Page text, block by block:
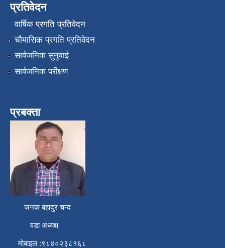
प्रतिवेदन
वार्षिक प्रगति प्रतिवेदन
चौमासिक प्रगति प्रतिवेदन
सार्वजनिक सुनुवाई
सार्वजनिक परीक्षण
प्रबक्ता
जनक बहादुर चन्द
वडा अध्यक्ष
मोबाइल :९८४०२३८१६८